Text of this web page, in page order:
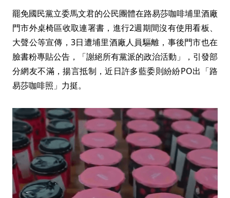
罷免國民黨立委馬文君的公民團體在路易莎咖啡埔里酒廠
門市外桌椅區收取連署書，進行2週期間沒有使用看板、
大聲公等宣傳，3日遭埔里酒廠人員驅離，事後門市也在
臉書粉專貼公告，「謝絕所有黨派的政治活動」，引發部
分網友不滿，揚言抵制，近日許多藍委則紛紛PO出「路
易莎咖啡照」力挺。